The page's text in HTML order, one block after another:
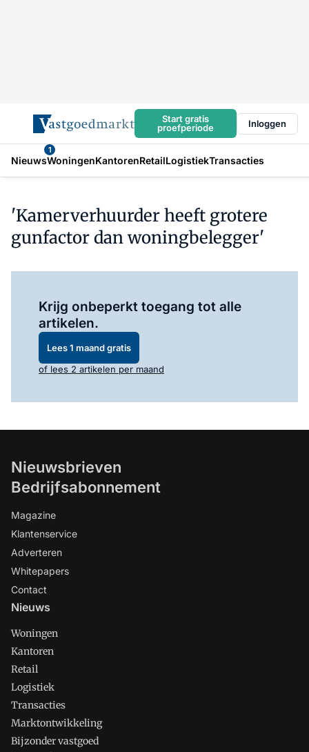
Start gratis
proefperiode
Inloggen
Nieuws
1
WoningenKantorenRetailLogistiekTransacties
'Kamerverhuurder heeft grotere
gunfactor dan woningbelegger'
Krijg onbeperkt toegang tot alle
artikelen.
Lees 1 maand gratis
of lees 2 artikelen per maand
Nieuwsbrieven
Bedrijfsabonnement
Magazine
Klantenservice
Adverteren
Whitepapers
Contact
Nieuws
Woningen
Kantoren
Retail
Logistiek
Transacties
Marktontwikkeling
Bijzonder vastgoed